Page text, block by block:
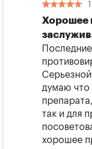
Хорошее
думаю что
так и для
хорошее